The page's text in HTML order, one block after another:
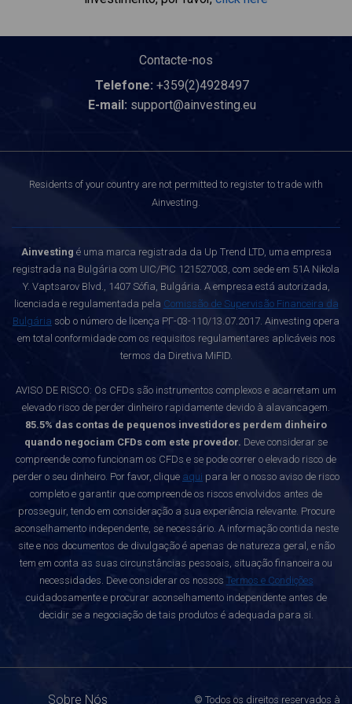
Contacte-nos
Telefone: +359(2)4928497
E-mail: support@ainvesting.eu
Residents of your country are not permitted to register to trade with
Ainvesting.
Ainvesting é uma marca registrada da Up Trend LTD, uma empresa
registrada na Bulgária com UIC/PIC 121527003, com sede em 51A Nikola
Y. Vaptsarov Blvd., 1407 Sófia, Bulgária. A empresa está autorizada,
licenciada e regulamentada pela Comissão de Supervisão Financeira da
Bulgária sob o número de licença РГ-03-110/13.07.2017. Ainvesting opera
em total conformidade com os requisitos regulamentares aplicáveis nos
termos da Diretiva MiFID.
AVISO DE RISCO: Os CFDs são instrumentos complexos e acarretam um
elevado risco de perder dinheiro rapidamente devido à alavancagem.
85.5% das contas de pequenos investidores perdem dinheiro
quando negociam CFDs com este provedor. Deve considerar se
compreende como funcionam os CFDs e se pode correr o elevado risco de
perder o seu dinheiro. Por favor, clique aqui para ler o nosso aviso de risco
completo e garantir que compreende os riscos envolvidos antes de
prosseguir, tendo em consideração a sua experiência relevante. Procure
aconselhamento independente, se necessário. A informação contida neste
site e nos documentos de divulgação é apenas de natureza geral, e não
tem em conta as suas circunstâncias pessoais, situação financeira ou
necessidades. Deve considerar os nossos Termos e Condições
cuidadosamente e procurar aconselhamento independente antes de
decidir se a negociação de tais produtos é adequada para si.
Sobre Nós © Todos os direitos reservados à